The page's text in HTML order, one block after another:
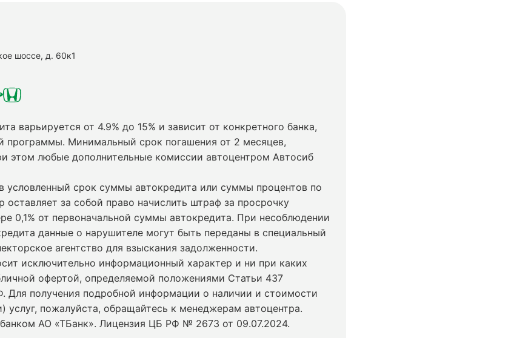
шоссе, д. 60к1
варьируется от 4.9% до 15% и зависит от конкретного банка,
программы. Минимальный срок погашения от 2 месяцев,
этом любые дополнительные комиссии автоцентром Автосиб
условленный срок суммы автокредита или суммы процентов по
оставляет за собой право начислить штраф за просрочку
0,1% от первоначальной суммы автокредита. При несоблюдении
данные о нарушителе могут быть переданы в специальный
агентство для взыскания задолженности.
исключительно информационный характер и ни при каких
офертой, определяемой положениями Статьи 437
Для получения подробной информации о наличии и стоимости
услуг, пожалуйста, обращайтесь к менеджерам автоцентра.
АО «ТБанк». Лицензия ЦБ РФ № 2673 от 09.07.2024.